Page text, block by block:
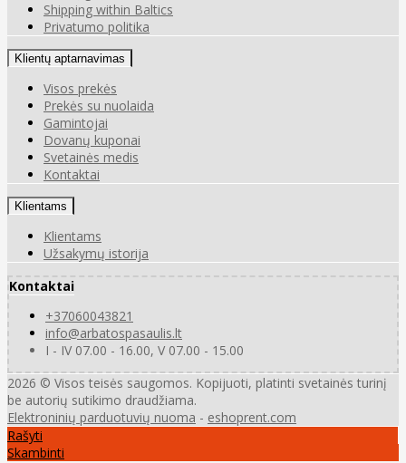
Shipping within Baltics
Privatumo politika
Klientų aptarnavimas
Visos prekės
Prekės su nuolaida
Gamintojai
Dovanų kuponai
Svetainės medis
Kontaktai
Klientams
Klientams
Užsakymų istorija
Kontaktai
+37060043821
info@arbatospasaulis.lt
I - IV 07.00 - 16.00, V 07.00 - 15.00
2026 © Visos teisės saugomos. Kopijuoti, platinti svetainės turinį
be autorių sutikimo draudžiama.
Elektroninių parduotuvių nuoma - eshoprent.com
Rašyti
Skambinti